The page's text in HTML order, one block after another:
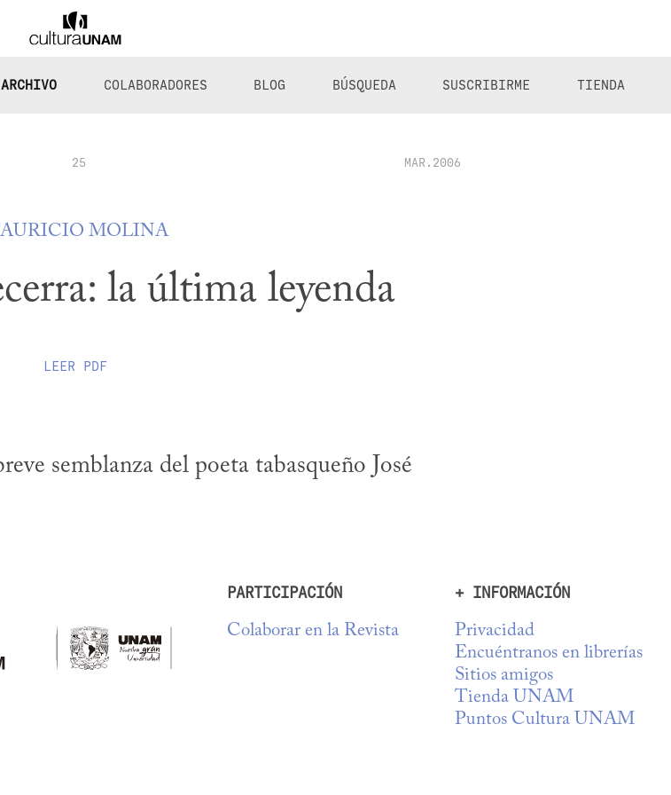
ARCHIVO COLABORADORES BLOG BÚSQUEDA SUSCRIBIRME TIENDA
25 MAR.2006
MOLINA
la última leyenda
LEER PDF
semblanza del poeta tabasqueño José
PARTICIPACIÓN
Colaborar en la Revista
+ INFORMACIÓN
Privacidad
Encuéntranos en librerías
Sitios amigos
Tienda UNAM
Puntos Cultura UNAM